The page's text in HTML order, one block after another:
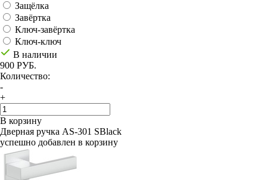
Защёлка
Завёртка
Ключ-завёртка
Ключ-ключ
В наличии
900 РУБ.
Количество:
-
+
В корзину
Дверная ручка AS-301 SBlack
успешно добавлен в корзину